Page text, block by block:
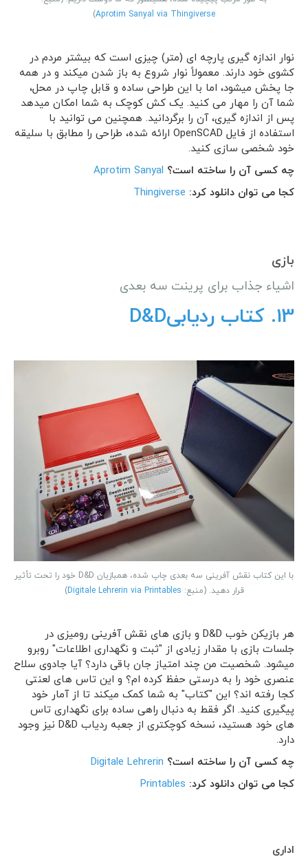
Aprotim Sanyal via Thingiverse
)
نوار اندازه گیری پارچه ای (متر) چیزی است که بیشتر مردم در
کشوی خود دارند. معمولاً نوار شروع به باز شدن میکند و در همه
جا پخش میشود، اما با این طراحی ساده و قابل چاپ در محل،
شما آن را مهار می کنید. یک کش کوچک به شما امکان میدهد
پس از اندازه گیری، آن را برگردانید. همچنین می توانید با
استفاده از فایل OpenSCAD ارائه شده، طراحی را مطابق با سلیقه
خود شخصی سازی کنید.
چه کسی آن را ساخته است؟ Aprotim Sanyal
کجا می توان دانلود کرد: Thingiverse
بازی
اشیاء جذاب برای پرینت سه بعدی
13. کتاب ردیابی D&D
با این کتاب نقش آفرینی سه بعدی چاپ شده، همبازیان D&D خود را تحت تأثیر
قرار دهید. (منبع: Digitale Lehrerin via Printables
)
هر بازیکن خوب D&D و بازی های نقش آفرینی رومیزی در
جلسات بازی با مقدار زیادی از "ثبت و نگهداری اطلاعات" روبرو
میشود. شخصیت من چند امتیاز جان باقی دارد؟ آیا جادوی سلاح
عنصری خود را به درستی حفظ کرده ام؟ و این تاس های لعنتی
کجا رفته اند؟ این "کتاب" به شما کمک میکند تا از آمار خود
پیگیری کنید. اگر فقط به دنبال راهی ساده برای نگهداری تاس
های خود هستید، نسخه کوچکتری از جعبه ردیاب D&D نیز وجود
دارد.
چه کسی آن را ساخته است؟ Digitale Lehrerin
کجا می توان دانلود کرد: Printables
اداری